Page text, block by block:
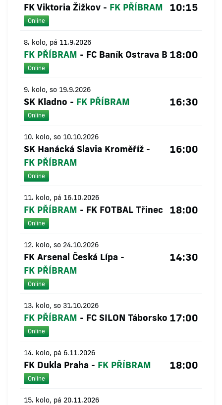
FK Viktoria Žižkov - FK PŘÍBRAM
Online
10:15
8. kolo, pá 11.9.2026
FK PŘÍBRAM - FC Baník Ostrava B
Online
18:00
9. kolo, so 19.9.2026
SK Kladno - FK PŘÍBRAM
Online
16:30
10. kolo, so 10.10.2026
SK Hanácká Slavia Kroměříž -
FK PŘÍBRAM
Online
16:00
11. kolo, pá 16.10.2026
FK PŘÍBRAM - FK FOTBAL Třinec
Online
18:00
12. kolo, so 24.10.2026
FK Arsenal Česká Lípa -
FK PŘÍBRAM
Online
14:30
13. kolo, so 31.10.2026
FK PŘÍBRAM - FC SILON Táborsko
Online
17:00
14. kolo, pá 6.11.2026
FK Dukla Praha - FK PŘÍBRAM
Online
18:00
15. kolo, pá 20.11.2026